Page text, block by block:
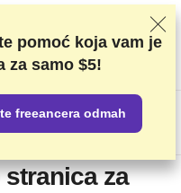
testiranja i
vaše povratne
s pružateljima usluga.
Transparentnost
US$
za
pomoć koja vam je
za samo $5!
freeancera odmah